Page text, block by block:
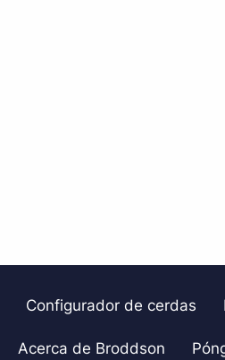
Configurador de cerdas
Acerca de Broddson